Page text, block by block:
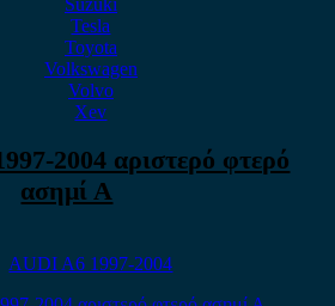
Suzuki
Tesla
Toyota
Volkswagen
Volvo
Xev
2004 αριστερό φτερό
ασημί Α
AUDI A6 1997-2004